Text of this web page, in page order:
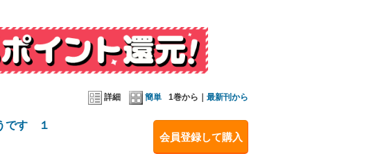
詳細 簡単 1巻から｜ 最新刊から
会員登録して購入
です １